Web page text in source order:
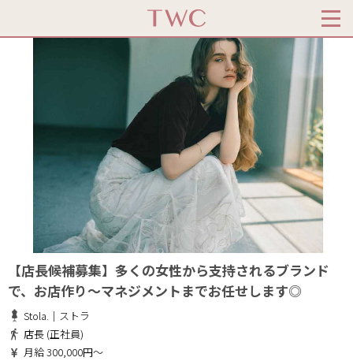
【店長候補募集】多くの女性から支持されるブランド
で、お店作り～マネジメントまでお任せします◎
Stola.｜ストラ
店長 (正社員)
月給 300,000円～